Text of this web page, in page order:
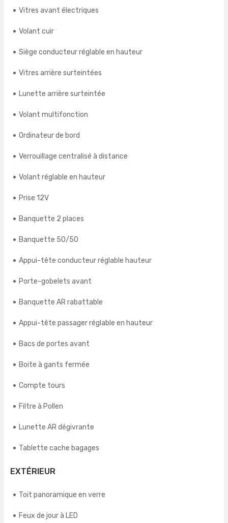
Vitres avant électriques
Volant cuir
Siège conducteur réglable en hauteur
Vitres arrière surteintées
Lunette arrière surteintée
Volant multifonction
Ordinateur de bord
Verrouillage centralisé à distance
Volant réglable en hauteur
Prise 12V
Banquette 2 places
Banquette 50/50
Appui-tête conducteur réglable hauteur
Porte-gobelets avant
Banquette AR rabattable
Appui-tête passager réglable en hauteur
Bacs de portes avant
Boite à gants fermée
Compte tours
Filtre à Pollen
Lunette AR dégivrante
Tablette cache bagages
EXTÉRIEUR
Toit panoramique en verre
Feux de jour à LED